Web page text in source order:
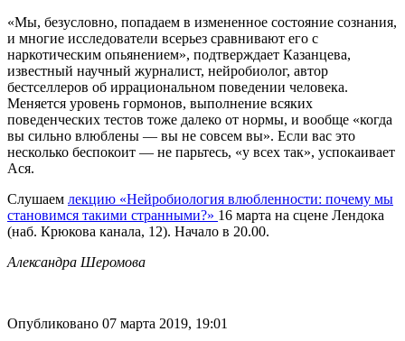
«Мы, безусловно, попадаем в измененное состояние сознания,
и многие исследователи всерьез сравнивают его с
наркотическим опьянением», подтверждает Казанцева,
известный научный журналист, нейробиолог, автор
бестселлеров об иррациональном поведении человека.
Меняется уровень гормонов, выполнение всяких
поведенческих тестов тоже далеко от нормы, и вообще «когда
вы сильно влюблены — вы не совсем вы». Если вас это
несколько беспокоит — не парьтесь, «у всех так», успокаивает
Ася.
Слушаем лекцию «Нейробиология влюбленности: почему мы
становимся такими странными?» 16 марта на сцене Лендока
(наб. Крюкова канала, 12). Начало в 20.00.
Александра Шеромова
Опубликовано 07 марта 2019, 19:01